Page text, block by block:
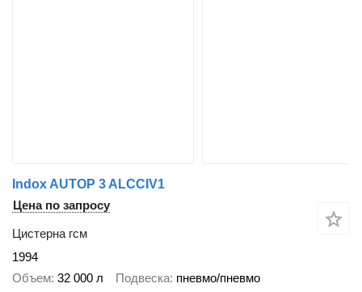
Indox AUTOP 3 ALCCIV1
Цена по запросу
Цистерна гсм
1994
Объем 32 000 л Подвеска пневмо/пневмо